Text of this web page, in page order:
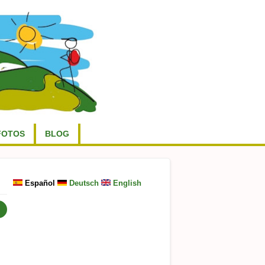
BLOG
Español Deutsch English